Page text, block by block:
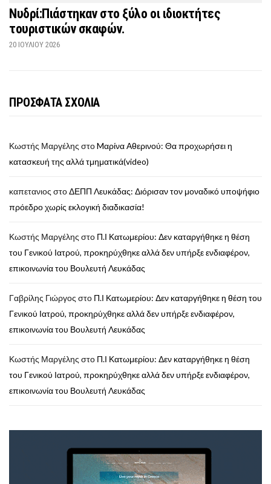
Νυδρί:Πιάστηκαν στο ξύλο οι ιδιοκτήτες
τουριστικών σκαφών.
20 ΙΟΥΛΊΟΥ 2026
ΠΡΟΣΦΑΤΑ ΣΧΟΛΙΑ
Κωστής Μαργέλης στοMαρίνα Αθερινού: Θα προχωρήσει η
κατασκευή της αλλά τμηματικά(video)
καπετανιος στοΔΕΠΠ Λευκάδας: Διόρισαν τον μοναδικό υποψήφιο
πρόεδρο χωρίς εκλογική διαδικασία!
Κωστής Μαργέλης στο Π.Ι Κατωμερίου: Δεν καταργήθηκε η θέση
του Γενικού Ιατρού, προκηρύχθηκε αλλά δεν υπήρξε ενδιαφέρον,
επικοινωνία του Βουλευτή Λευκάδας
Γαβρίλης Γιώργος στο Π.Ι Κατωμερίου: Δεν καταργήθηκε η θέση του
Γενικού Ιατρού, προκηρύχθηκε αλλά δεν υπήρξε ενδιαφέρον,
επικοινωνία του Βουλευτή Λευκάδας
Κωστής Μαργέλης στο Π.Ι Κατωμερίου: Δεν καταργήθηκε η θέση
του Γενικού Ιατρού, προκηρύχθηκε αλλά δεν υπήρξε ενδιαφέρον,
επικοινωνία του Βουλευτή Λευκάδας